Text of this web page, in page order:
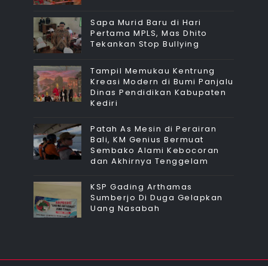
Sapa Murid Baru di Hari
Pertama MPLS, Mas Dhito
Tekankan Stop Bullying
Tampil Memukau Kentrung
Kreasi Modern di Bumi Panjalu
Dinas Pendidikan Kabupaten
Kediri
Patah As Mesin di Perairan
Bali, KM Genius Bermuat
Sembako Alami Kebocoran
dan Akhirnya Tenggelam
KSP Gading Arthamas
Sumberjo Di Duga Gelapkan
Uang Nasabah